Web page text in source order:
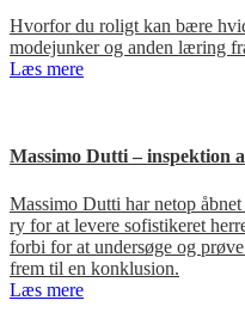
Hvorfor du roligt kan bære
modejunker og anden læring
Læs mere
Massimo Dutti – inspektion
Massimo Dutti har netop
ry for at levere sofistikeret
forbi for at undersøge og
frem til en konklusion.
Læs mere